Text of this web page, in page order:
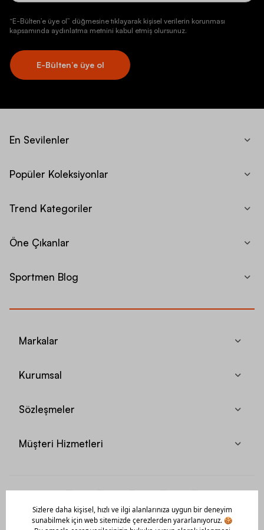
“E-Bülten’e üye ol” düğmesine tıklayarak kişisel verilerin korunması
kapsamında aydınlatma metnini kabul etmiş olursunuz.
E-Bülten’e üye ol
En Sevilenler
Popüler Koleksiyonlar
Trend Kategoriler
Öne Çıkanlar
Sportmen Blog
Markalar
Kurumsal
Sözleşmeler
Müşteri Hizmetleri